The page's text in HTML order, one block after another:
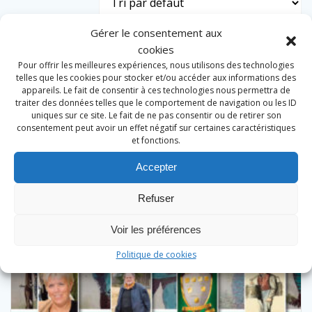
Gérer le consentement aux
cookies
Pour offrir les meilleures expériences, nous utilisons des technologies
telles que les cookies pour stocker et/ou accéder aux informations des
appareils. Le fait de consentir à ces technologies nous permettra de
traiter des données telles que le comportement de navigation ou les ID
uniques sur ce site. Le fait de ne pas consentir ou de retirer son
consentement peut avoir un effet négatif sur certaines caractéristiques
et fonctions.
Accepter
Refuser
Voir les préférences
Politique de cookies